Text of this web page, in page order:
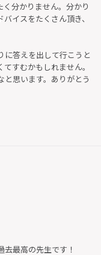
分かりません。分かり
イスをたくさん頂き、
に答えを出して行こうと
すむかもしれません。
思います。ありがとう
最高の先生です！